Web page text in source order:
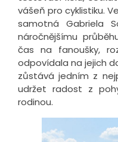
vášeň pro cyklistiku.
samotná Gabriela
náročnějšímu
čas na fanoušky,
odpovídala na jejich
zůstává jedním z
udržet radost z
rodinou.